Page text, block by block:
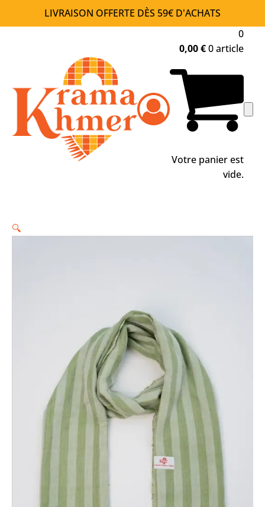
LIVRAISON OFFERTE DÈS 59€ D'ACHATS
0
0,00€0 article
Votre panier est
vide.
🔍